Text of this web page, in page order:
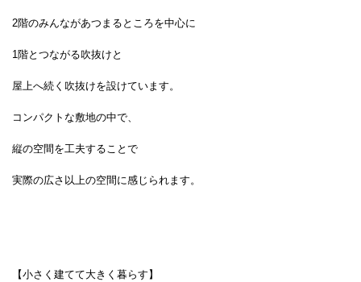
2階のみんながあつまるところを中心に
1階とつながる吹抜けと
屋上へ続く吹抜けを設けています。
コンパクトな敷地の中で、
縦の空間を工夫することで
実際の広さ以上の空間に感じられます。
【小さく建てて大きく暮らす】